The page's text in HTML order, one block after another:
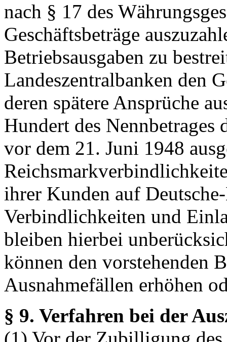
nach § 17 des
Geschäftsbeträge
Betriebsausgaben zu
Landeszentralbanken den
deren spätere Ansprüche
Hundert des
vor dem 21. Juni 1948
ihrer Kunden auf
Verbindlichkeiten und
bleiben hierbei
können den vorstehenden
Ausnahmefällen erhöhen
§ 9. Verfahren bei der